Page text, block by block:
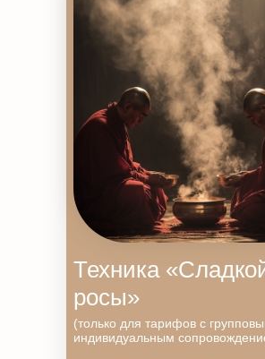
(только для тарифов с
индивидуальным
Техника
росы»